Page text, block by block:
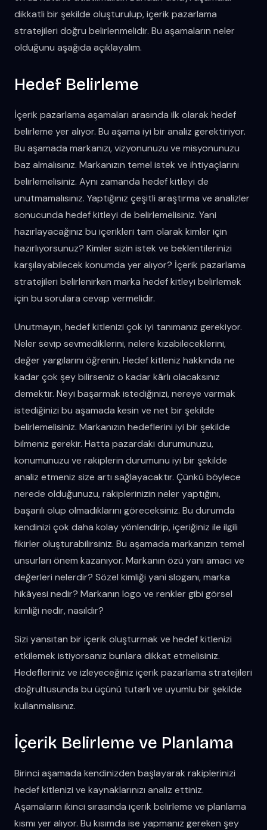
dikkatli bir şekilde oluşturulup, içerik pazarlama
stratejileri doğru belirlenmelidir. Bu aşamaların neler
olduğunu aşağıda açıklayalım.
Hedef Belirleme
İçerik pazarlama aşamaları arasında ilk olarak hedef
belirleme yer alıyor. Bu aşama iyi bir analiz gerektiriyor.
Bu aşamada markanızı, vizyonunuzu ve misyonunuzu
baz almalısınız. Markanızın temel istek ve ihtiyaçlarını
belirlemelisiniz. Aynı zamanda hedef kitleyi de
unutmamalısınız. Yaptığınız çeşitli araştırma ve analizler
sonucunda hedef kitleyi de belirlemelisiniz. Yani
hazırlayacağınız bu içerikleri tam olarak kimler için
hazırlıyorsunuz? Kimler sizin istek ve beklentilerinizi
karşılayabilecek konumda yer alıyor? İçerik pazarlama
stratejileri belirlenirken marka hedef kitleyi belirlemek
için bu sorulara cevap vermelidir.
Unutmayın, hedef kitlenizi çok iyi tanımanız gerekiyor.
Neler sevip sevmediklerini, nelere kızabileceklerini,
değer yargılarını öğrenin. Hedef kitleniz hakkında ne
kadar çok şey bilirseniz o kadar kârlı olacaksınız
demektir. Neyi başarmak istediğinizi, nereye varmak
istediğinizi bu aşamada kesin ve net bir şekilde
belirlemelisiniz. Markanızın hedeflerini iyi bir şekilde
bilmeniz gerekir. Hatta pazardaki durumunuzu,
konumunuzu ve rakiplerin durumunu iyi bir şekilde
analiz etmeniz size artı sağlayacaktır. Çünkü böylece
nerede olduğunuzu, rakiplerinizin neler yaptığını,
başarılı olup olmadıklarını göreceksiniz. Bu durumda
kendinizi çok daha kolay yönlendirip, içeriğiniz ile ilgili
fikirler oluşturabilirsiniz. Bu aşamada markanızın temel
unsurları önem kazanıyor. Markanın özü yani amacı ve
değerleri nelerdir? Sözel kimliği yani sloganı, marka
hikâyesi nedir? Markanın logo ve renkler gibi görsel
kimliği nedir, nasıldır?
Sizi yansıtan bir içerik oluşturmak ve hedef kitlenizi
etkilemek istiyorsanız bunlara dikkat etmelisiniz.
Hedefleriniz ve izleyeceğiniz içerik pazarlama stratejileri
doğrultusunda bu üçünü tutarlı ve uyumlu bir şekilde
kullanmalısınız.
İçerik Belirleme ve Planlama
Birinci aşamada kendinizden başlayarak rakiplerinizi
hedef kitlenizi ve kaynaklarınızı analiz ettiniz.
Aşamaların ikinci sırasında içerik belirleme ve planlama
kısmı yer alıyor. Bu kısımda ise yapmanız gereken şey